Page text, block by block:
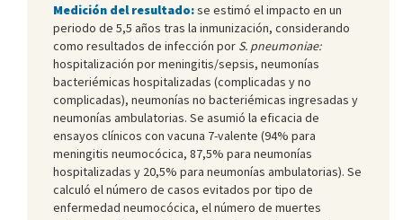
Medición del resultado:se estimó el impacto en un
periodo de 5,5 años tras la inmunización, considerando
como resultados de infección por S. pneumoniae:
hospitalización por meningitis/sepsis, neumonías
bacteriémicas hospitalizadas (complicadas y no
complicadas), neumonías no bacteriémicas ingresadas y
neumonías ambulatorias. Se asumió la eficacia de
ensayos clínicos con vacuna 7-valente (94% para
meningitis neumocócica, 87,5% para neumonías
hospitalizadas y 20,5% para neumonías ambulatorias). Se
calculó el número de casos evitados por tipo de
enfermedad neumocócica, el número de muertes